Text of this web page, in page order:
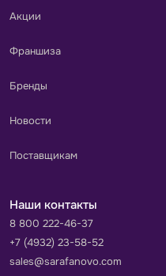
Акции
Франшиза
Бренды
Новости
Поставщикам
Наши контакты
8 800 222-46-37
+7 (4932) 23-58-52
sales@sarafanovo.com